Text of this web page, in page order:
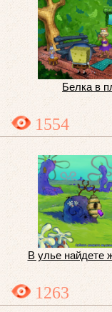
Белка в
1554
В улье найдете
1263